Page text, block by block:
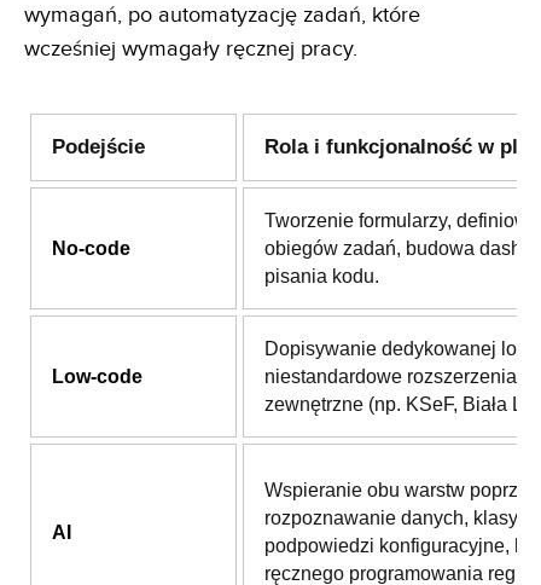
wymagań, po automatyzację zadań, które
wcześniej wymagały ręcznej pracy.
Podejście Rola i funkcjonalność w
No-code
Tworzenie formularzy,
obiegów zadań, budowa
pisania kodu.
Low-code
Dopisywanie dedykowanej
niestandardowe rozszerzenia i
zewnętrzne (np. KSeF, Biała
AI
Wspieranie obu warstw
rozpoznawanie danych,
podpowiedzi konfiguracyjne,
ręcznego programowania reguł.